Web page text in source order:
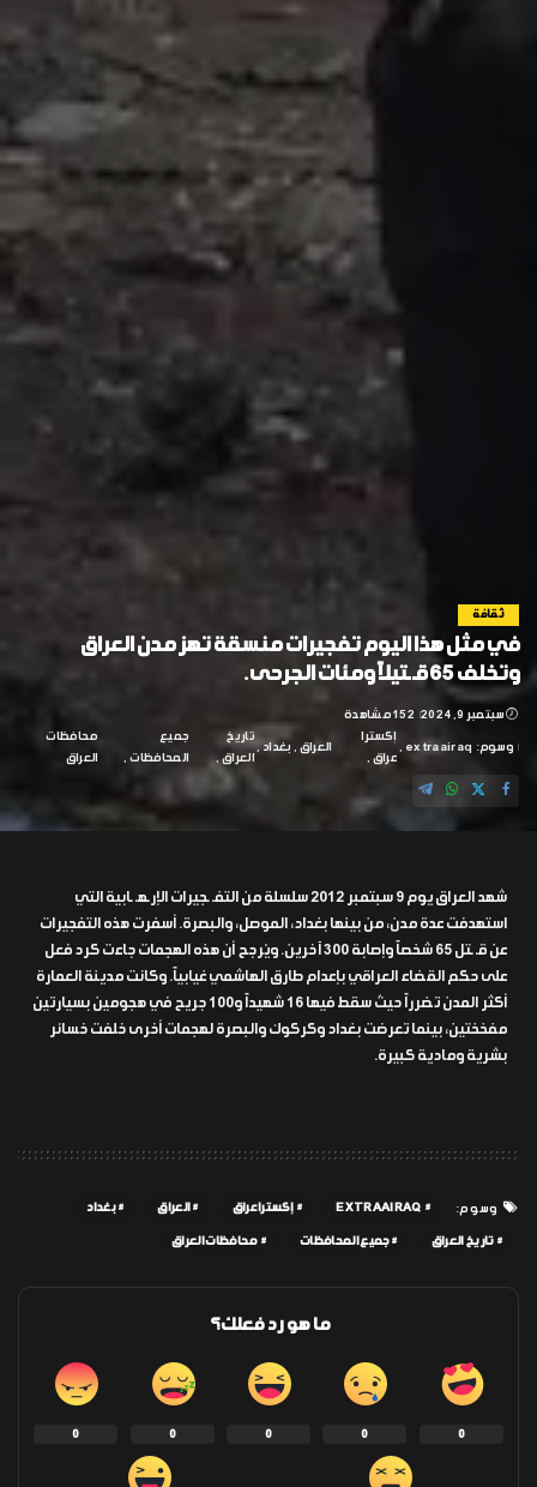
ثقافة
في مثل هذا اليوم تفجيرات منسقة تهز مدن العراق
وتخلف 65 قـ ـتيلاً ومئات الجرحى.
سبتمبر 9, 2024 152 مشاهدة
وسوم: extraairaq
إكسترا
عراق
العراق بغداد
تاريخ
العراق
جميع
المحافظات
محافظات
العراق
شهد العراق يوم 9 سبتمبر 2012 سلسلة من التفـ ـجيرات الإرـهـ ـابية التي
استهدفت عدة مدن، من بينها بغداد، الموصل، والبصرة. أسفرت هذه التفجيرات
عن قـ ـتل 65 شخصاً وإصابة 300 آخرين. ويُرجح أن هذه الهجمات جاءت كرد فعل
على حكم القضاء العراقي بإعدام طارق الهاشمي غيابياً. وكانت مدينة العمارة
أكثر المدن تضرراً حيث سقط فيها 16 شهيداً و100 جريح في هجومين بسيارتين
مفخختين، بينما تعرضت بغداد وكركوك والبصرة لهجمات أخرى خلفت خسائر
بشرية ومادية كبيرة.
وسوم: EXTRAAIRAQ إكسترا عراق العراق بغداد
تاريخ العراق جميع المحافظات محافظات العراق
ما هو رد فعلك؟
0
0
0
0
0